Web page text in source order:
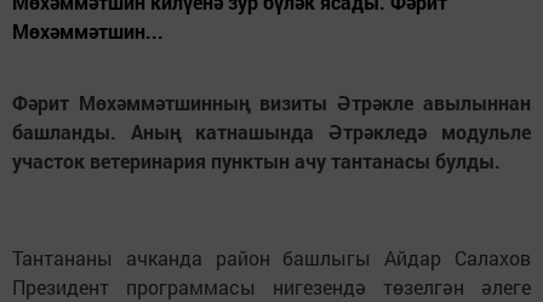
Мөхәммәтшин...
Фәрит Мөхәммәтшинның визиты Әтрәкле авылыннан
башланды. Аның катнашында Әтрәкледә модульле
участок ветеринария пунктын ачу тантанасы булды.
Тантананы ачканда район башлыгы Айдар Салахов
Президент программасы нигезендә төзелгән әлеге